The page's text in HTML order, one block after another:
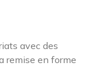
avec des
remise en forme